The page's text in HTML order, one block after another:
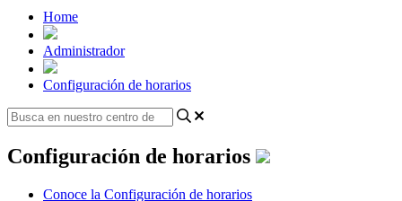
Home
Administrador
Configuración de horarios
Configuración de horarios
Conoce la Configuración de horarios